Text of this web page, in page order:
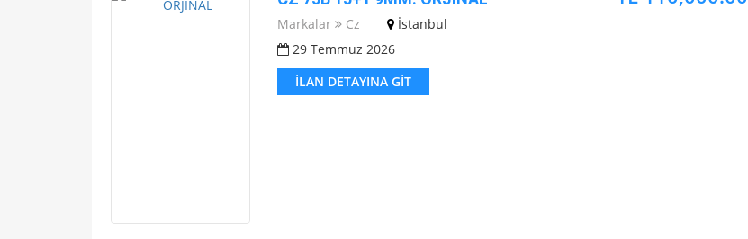
Markalar Cz
İstanbul
29 Temmuz 2026
İLAN DETAYINA GIT